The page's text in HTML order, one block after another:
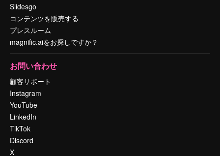
Slidesgo
コンテンツを販売する
プレスルーム
magnific.aiをお探しですか？
お問い合わせ
顧客サポート
Instagram
YouTube
LinkedIn
TikTok
Discord
X